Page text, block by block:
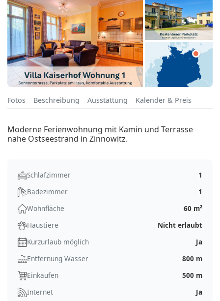
Fotos Beschreibung Ausstattung Kalender & Preis
Moderne Ferienwohnung mit Kamin und Terrasse
nahe Ostseestrand in Zinnowitz.
Schlafzimmer
1
Badezimmer
1
Wohnfläche
60 m²
Haustiere
Nicht erlaubt
Kurzurlaub möglich
Ja
Entfernung Wasser
800 m
Einkaufen
500 m
Internet
Ja